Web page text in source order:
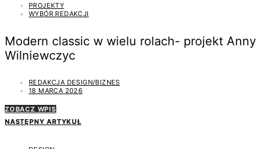
PROJEKTY
WYBÓR REDAKCJI
Modern classic w wielu rolach- projekt Anny
Wilniewczyc
REDAKCJA DESIGN/BIZNES
18 MARCA 2026
ZOBACZ WPIS
NASTĘPNY ARTYKUŁ